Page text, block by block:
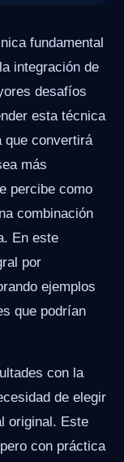
fundamental
integración de
desafíos
esta técnica
que convertirá
más
percibe como
combinación
En este
por
ejemplos
que podrían
con la
de elegir
original. Este
con práctica